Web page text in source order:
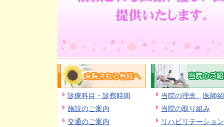
診療科目・診察時間
施設のご案内
交通のご案内
当院の理念、医師
当院の取り組み
リハビリテーショ